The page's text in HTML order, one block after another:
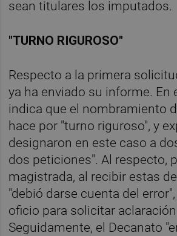
sean titulares los imputados.
"TURNO RIGUROSO"
Respecto a la primera
ya ha enviado su informe. En
indica que el nombramiento
hace por "turno riguroso", y
designaron en este caso a
dos peticiones". Al respecto,
magistrada, al recibir estas
"debió darse cuenta del error",
oficio para solicitar
Seguidamente, el Decanato